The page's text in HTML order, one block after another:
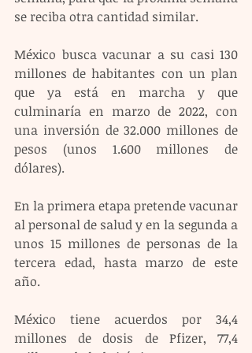
se reciba otra cantidad similar.
México busca vacunar a su casi 130
millones de habitantes con un plan
que ya está en marcha y que
culminaría en marzo de 2022, con
una inversión de 32.000 millones de
pesos (unos 1.600 millones de
dólares).
En la primera etapa pretende vacunar
al personal de salud y en la segunda a
unos 15 millones de personas de la
tercera edad, hasta marzo de este
año.
México tiene acuerdos por 34,4
millones de dosis de Pfizer, 77,4